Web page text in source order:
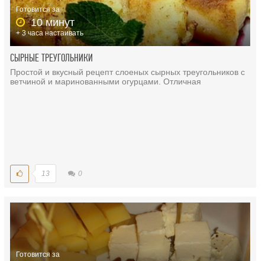
Готовится за
10 минут
+ 3 часа настаивать
СЫРНЫЕ ТРЕУГОЛЬНИКИ
Простой и вкусный рецепт слоеных сырных треугольников с
ветчиной и маринованными огурцами. Отличная
13 0
Готовится за